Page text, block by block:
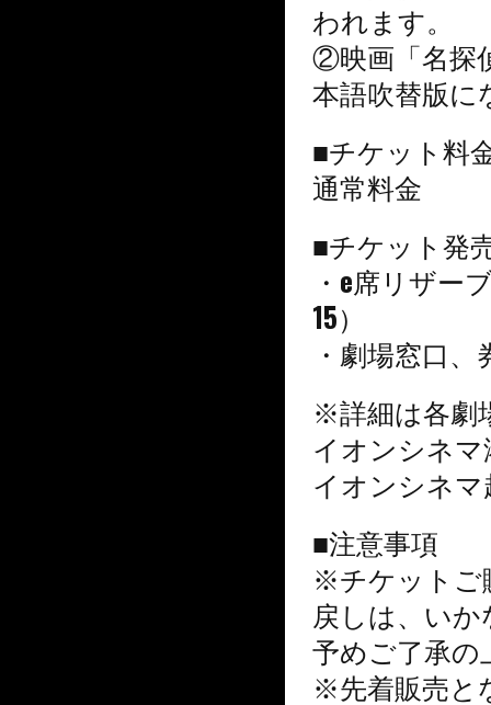
われます。
②映画「名探
本語吹替版に
■チケット料
通常料金
■チケット発
・e席リザ
15）
・劇場窓口
※詳細は各劇
イオンシネ
イオンシネ
■注意事項
※チケットご
戻しは、 い
予めご了承の
※先着販売と